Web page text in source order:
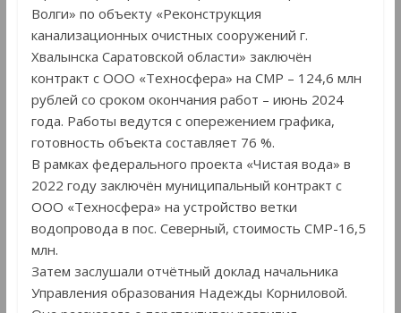
Волги» по объекту «Реконструкция
канализационных очистных сооружений г.
Хвалынска Саратовской области» заключён
контракт с ООО «Техносфера» на СМР – 124,6 млн
рублей со сроком окончания работ – июнь 2024
года. Работы ведутся с опережением графика,
готовность объекта составляет 76 %.
В рамках федерального проекта «Чистая вода» в
2022 году заключён муниципальный контракт с
ООО «Техносфера» на устройство ветки
водопровода в пос. Северный, стоимость СМР-16,5
млн.
Затем заслушали отчётный доклад начальника
Управления образования Надежды Корниловой.